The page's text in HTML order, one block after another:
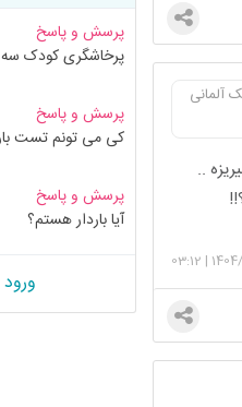
آلمانی
بهم میریزه ..
|
03:12
پرسش و پاسخ
پرخاشگری کودک سه
پرسش و پاسخ
کی می تونم تست
پرسش و پاسخ
آیا باردار هستم؟